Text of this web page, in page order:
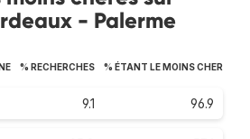
- Palerme
% RECHERCHES % ÉTANT LE MOINS CHER
9.1 96.9